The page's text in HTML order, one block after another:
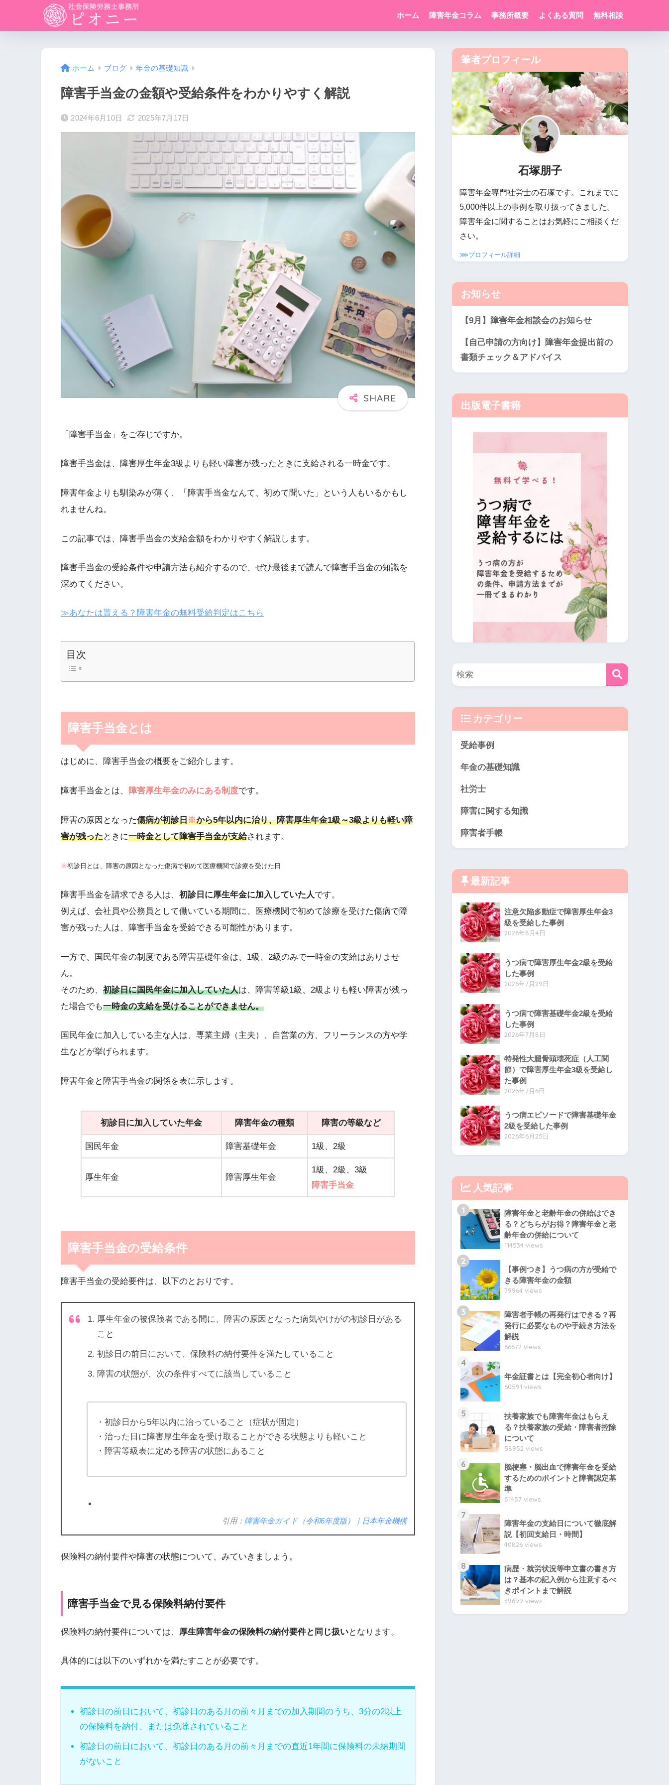
ホーム 障害年金コラム 事務所概要 よくある質問 無料相談
ホーム ブログ 年金の基礎知識
障害手当金の金額や受給条件をわかりやすく解説
2024年6月10日 2025年7月17日
「障害手当金」をご存じですか。
障害手当金は、障害厚生年金3級よりも軽い障害が残ったときに支給される一時金です。
障害年金よりも馴染みが薄く、「障害手当金なんて、初めて聞いた」という人もいるかもし
れませんね。
この記事では、障害手当金の支給金額をわかりやすく解説します。
障害手当金の受給条件や申請方法も紹介するので、ぜひ最後まで読んで障害手当金の知識を
深めてください。
≫あなたは貰える？障害年金の無料受給判定はこちら
目次
障害手当金とは
はじめに、障害手当金の概要をご紹介します。
障害手当金とは、 障害厚生年金のみにある制度です。
障害の原因となった傷病が初診日※から5年以内に治り、障害厚生年金1級～3級よりも軽い障
害が残ったときに一時金として障害手当金が支給されます。
※初診日とは、障害の原因となった傷病で初めて医療機関で診療を受けた日
障害手当金を請求できる人は、 初診日に厚生年金に加入していた人です。
例えば、会社員や公務員として働いている期間に、医療機関で初めて診療を受けた傷病で障
害が残った人は、障害手当金を受給できる可能性があります。
一方で、国民年金の制度である障害基礎年金は、1級、2級のみで一時金の支給はありませ
ん。
そのため、 初診日に国民年金に加入していた人は、障害等級1級、2級よりも軽い障害が残っ
た場合でも一時金の支給を受けることができません。
国民年金に加入している主な人は、専業主婦（主夫）、自営業の方、フリーランスの方や学
生などが挙げられます。
障害年金と障害手当金の関係を表に示します。
初診日に加入していた年金 障害年金の種類 障害の等級など
国民年金 障害基礎年金 1級、2級
厚生年金 障害厚生年金
1級、2級、3級
障害手当金
障害手当金の受給条件
障害手当金の受給要件は、以下のとおりです。
厚生年金の被保険者である間に、障害の原因となった病気やけがの初診日がある
こと
初診日の前日において、保険料の納付要件を満たしていること
障害の状態が、次の条件すべてに該当していること
・初診日から5年以内に治っていること（症状が固定）
・治った日に障害厚生年金を受け取ることができる状態よりも軽いこと
・障害等級表に定める障害の状態にあること
引用： 障害年金ガイド（令和6年度版）｜日本年金機構
保険料の納付要件や障害の状態について、みていきましょう。
障害手当金で見る保険料納付要件
保険料の納付要件については、 厚生障害年金の保険料の納付要件と同じ扱いとなります。
具体的には以下のいずれかを満たすことが必要です。
初診日の前日において、初診日のある月の前々月までの加入期間のうち、3分の2以上
の保険料を納付、または免除されていること
初診日の前日において、初診日のある月の前々月までの直近1年間に保険料の未納期間
がないこと
筆者プロフィール
石塚朋子
障害年金専門社労士の石塚です。これまでに
5,000件以上の事例を取り扱ってきました。
障害年金に関することはお気軽にご相談くだ
さい。
⋙プロフィール詳細
お知らせ
【9月】障害年金相談会のお知らせ
【自己申請の方向け】障害年金提出前の
書類チェック＆アドバイス
出版電子書籍
カテゴリー
受給事例
年金の基礎知識
社労士
障害に関する知識
障害者手帳
最新記事
注意欠陥多動症で障害厚生年金3
級を受給した事例
2026年8月4日
うつ病で障害厚生年金2級を受給
した事例
2026年7月29日
うつ病で障害基礎年金2級を受給
した事例
2026年7月8日
特発性大腿骨頭壊死症（人工関
節）で障害厚生年金3級を受給し
た事例
2026年7月6日
うつ病エピソードで障害基礎年金
2級を受給した事例
2026年6月25日
人気記事
1
障害年金と老齢年金の併給はでき
る？どちらがお得？障害年金と老
齢年金の併給について
114534 views
2
【事例つき】うつ病の方が受給で
きる障害年金の金額
79964 views
3
障害者手帳の再発行はできる？再
発行に必要なものや手続き方法を
解説
66672 views
4
年金証書とは【完全初心者向け】
60591 views
5
扶養家族でも障害年金はもらえ
る？扶養家族の受給・障害者控除
について
58952 views
6
脳梗塞・脳出血で障害年金を受給
するためのポイントと障害認定基
準
51457 views
7
障害年金の支給日について徹底解
説【初回支給日・時間】
40826 views
8
病歴・就労状況等申立書の書き方
は？基本の記入例から注意するべ
きポイントまで解説
39699 views